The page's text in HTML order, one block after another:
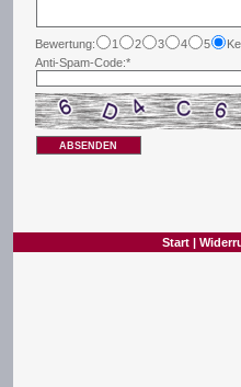
Bewertung: 1 2 3 4 5
Anti-Spam-Code:*
ABSENDEN
Start |